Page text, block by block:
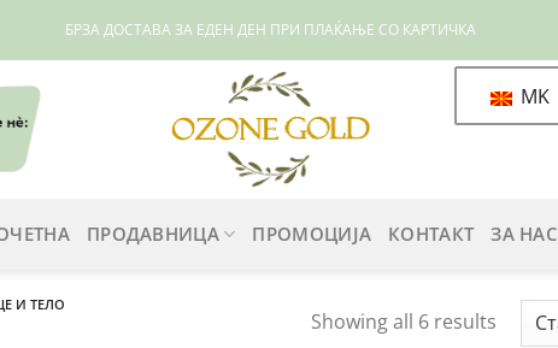
БРЗА ДОСТАВА ЗА ЕДЕН ДЕН ПРИ ПЛАЌАЊЕ СО КАРТИЧКА
MK
ПРОДАВНИЦА ПРОМОЦИЈА КОНТАКТ ЗА НАС
И ТЕЛО
Showing all 6 results